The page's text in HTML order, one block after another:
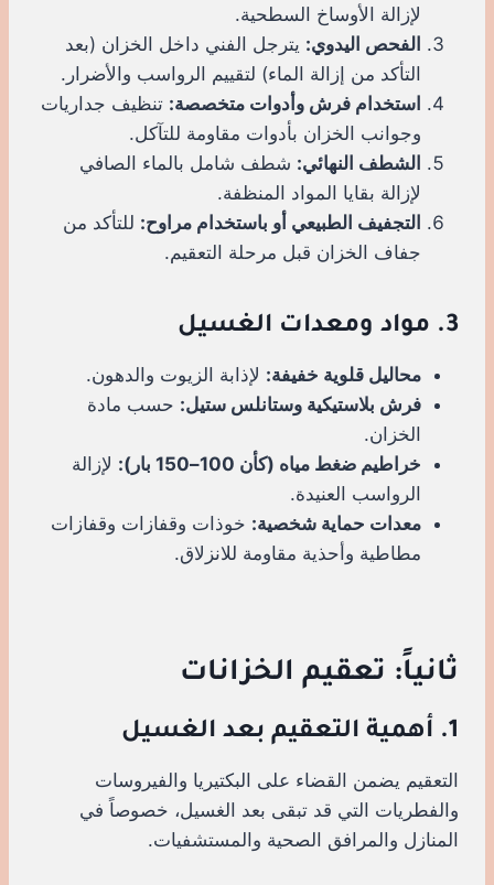
لإزالة الأوساخ السطحية.
الفحص اليدوي: يترجل الفني داخل الخزان (بعد
التأكد من إزالة الماء) لتقييم الرواسب والأضرار.
استخدام فرش وأدوات متخصصة: تنظيف جداريات
وجوانب الخزان بأدوات مقاومة للتآكل.
الشطف النهائي: شطف شامل بالماء الصافي
لإزالة بقايا المواد المنظفة.
التجفيف الطبيعي أو باستخدام مراوح: للتأكد من
جفاف الخزان قبل مرحلة التعقيم.
3. مواد ومعدات الغسيل
محاليل قلوية خفيفة: لإذابة الزيوت والدهون.
فرش بلاستيكية وستانلس ستيل: حسب مادة
الخزان.
خراطيم ضغط مياه (كأن 100–150 بار):
لإزالة
الرواسب العنيدة.
معدات حماية شخصية: خوذات وقفازات وقفازات
مطاطية وأحذية مقاومة للانزلاق.
ثانياً: تعقيم الخزانات
1. أهمية التعقيم بعد الغسيل
التعقيم يضمن القضاء على البكتيريا والفيروسات
والفطريات التي قد تبقى بعد الغسيل، خصوصاً في
المنازل والمرافق الصحية والمستشفيات.